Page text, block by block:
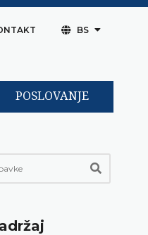
BS
POSLOVANJE